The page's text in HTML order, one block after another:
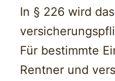
In § 226 wird
Für bestimmte
Rentner und